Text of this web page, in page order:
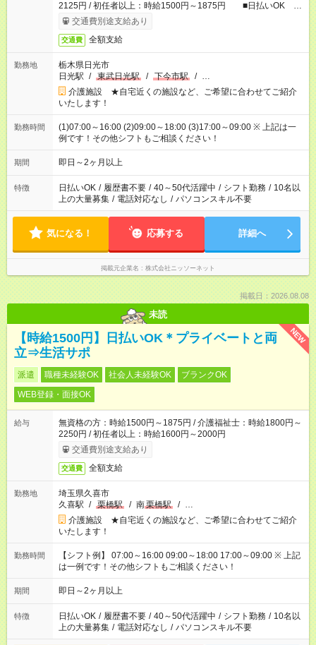
2125円 / 初任者以上：時給1500円～1875円 ■日払いOK ■
日収例：1万800円（時給1350円×8h）
交通費別途支給あり
交通費 全額支給
勤務地
栃木県日光市
日光駅 / 東武日光駅 / 下今市駅 / …
介護施設 ★自宅近くの施設など、ご希望に合わせてご紹介
いたします！
勤務時間
(1)07:00～16:00 (2)09:00～18:00 (3)17:00～09:00 ※ 上記は一
例です！その他シフトもご相談ください！
期間 即日～2ヶ月以上
特徴 日払いOK / 履歴書不要 / 40～50代活躍中 / シフト勤務 / 10名以
上の大量募集 / 電話対応なし / パソコンスキル不要
気になる！ 応募する 詳細へ
掲載元企業名 株式会社ニッソーネット
掲載日：2026.08.08
未読
NEW
【時給1500円】日払いOK＊プライベートと両
立⇒生活サポ
派遣 職種未経験OK 社会人未経験OK
ブランクOK
WEB登録・面接OK
給与
無資格の方：時給1500円～1875円 / 介護福祉士：時給1800円～
2250円 / 初任者以上：時給1600円～2000円
交通費別途支給あり
交通費 全額支給
勤務地
埼玉県久喜市
久喜駅 / 栗橋駅 / 南栗橋駅 / …
介護施設 ★自宅近くの施設など、ご希望に合わせてご紹介
いたします！
勤務時間
【シフト例】 07:00～16:00 09:00～18:00 17:00～09:00 ※ 上記
は一例です！その他シフトもご相談ください！
期間 即日～2ヶ月以上
特徴 日払いOK / 履歴書不要 / 40～50代活躍中 / シフト勤務 / 10名以
上の大量募集 / 電話対応なし / パソコンスキル不要